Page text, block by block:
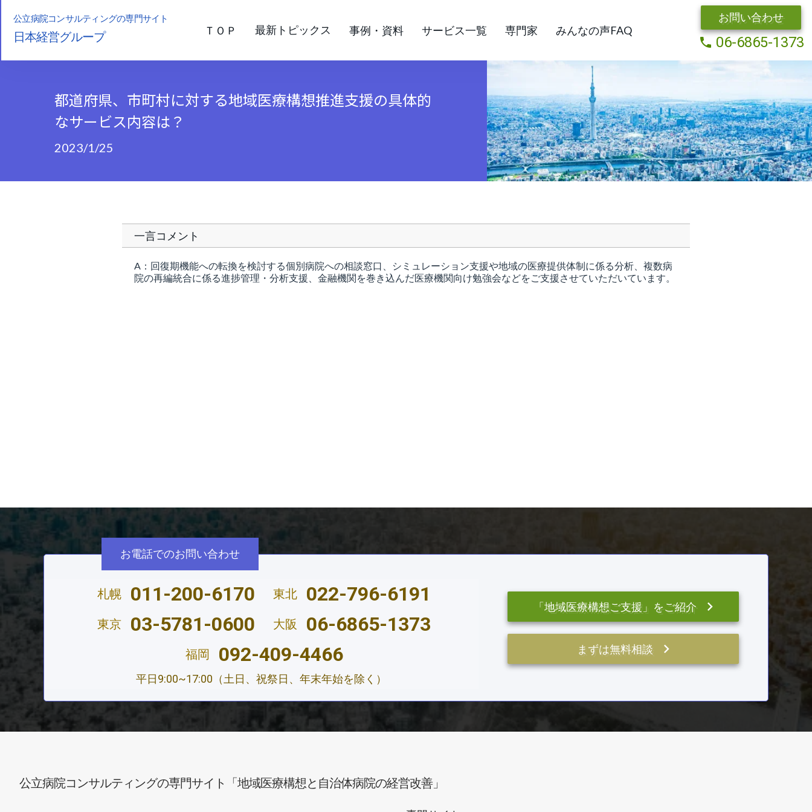
公立病院コンサルティングの専門サイト
日本経営グループ ＴＯＰ 最新トピックス 事例・資料 サービス一覧 専門家 みんなの声FAQ
お問い合わせ
local_phone 06-6865-1373
都道府県、市町村に対する地域医療構想推進支援の具体的
なサービス内容は？
2023/1/25
一言コメント
A：回復期機能への転換を検討する個別病院への相談窓口、シミュレーション支援や地域の医療提供体制に係る分析、複数病
院の再編統合に係る進捗管理・分析支援、金融機関を巻き込んだ医療機関向け勉強会などをご支援させていただいています。
お電話でのお問い合わせ
札幌 011-200-6170 東北 022-796-6191
東京 03-5781-0600 大阪 06-6865-1373
福岡 092-409-4466
平日9:00~17:00（土日、祝祭日、年末年始を除く）
「地域医療構想ご支援」をご紹介 keyboard_arrow_right
まずは無料相談 keyboard_arrow_right
公立病院コンサルティングの専門サイト「地域医療構想と自治体病院の経営改善」